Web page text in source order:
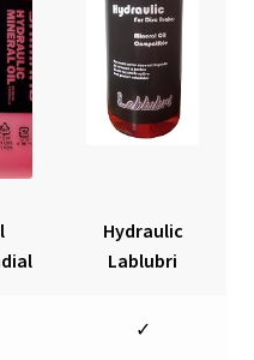
Hydraulic
Lablubri
✓